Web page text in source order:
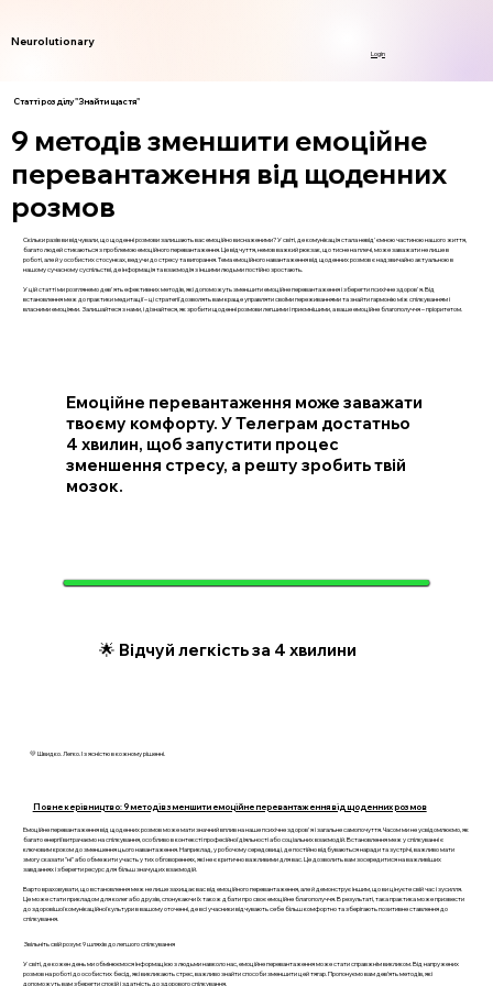
Neurolutionary
Login
Статті розділу "Знайти щастя"
9 методів зменшити емоційне
перевантаження від щоденних
розмов
Скільки разів ви відчували, що щоденні розмови залишають вас емоційно виснаженими? У світі, де комунікація стала невід'ємною частиною нашого життя,
багато людей стикаються з проблемою емоційного перевантаження. Це відчуття, немов важкий рюкзак, що тисне на плечі, може заважати не лише в
роботі, але й у особистих стосунках, ведучи до стресу та вигорання. Тема емоційного навантаження від щоденних розмов є надзвичайно актуальною в
нашому сучасному суспільстві, де інформація та взаємодія з іншими людьми постійно зростають.
У цій статті ми розглянемо дев'ять ефективних методів, які допоможуть зменшити емоційне перевантаження і зберегти психічне здоров'я. Від
встановлення меж до практики медитації – ці стратегії дозволять вам краще управляти своїми переживаннями та знайти гармонію між спілкуванням і
власними емоціями. Залишайтеся з нами, і дізнайтеся, як зробити щоденні розмови легшими і приємнішими, а ваше емоційне благополуччя – пріоритетом.
Емоційне перевантаження може заважати
твоєму комфорту. У Телеграм достатньо
4 хвилин, щоб запустити процес
зменшення стресу, а решту зробить твій
мозок.
🌟 Відчуй легкість за 4 хвилини
💛 Швидко. Легко. І з ясністю в кожному рішенні.
Повне керівництво: 9 методів зменшити емоційне перевантаження від щоденних розмов
Емоційне перевантаження від щоденних розмов може мати значний вплив на наше психічне здоров'я і загальне самопочуття. Часом ми не усвідомлюємо, як
багато енергії витрачаємо на спілкування, особливо в контексті професійної діяльності або соціальних взаємодій. Встановлення меж у спілкуванні є
ключовим кроком до зменшення цього навантаження. Наприклад, у робочому середовищі, де постійно відбуваються наради та зустрічі, важливо мати
змогу сказати "ні" або обмежити участь у тих обговореннях, які не є критично важливими для вас. Це дозволить вам зосередитися на важливіших
завданнях і зберегти ресурс для більш значущих взаємодій.
Варто враховувати, що встановлення меж не лише захищає вас від емоційного перевантаження, але й демонструє іншим, що ви цінуєте свій час і зусилля.
Це може стати прикладом для колег або друзів, спонукаючи їх також дбати про своє емоційне благополуччя. В результаті, така практика може призвести
до здоровішої комунікаційної культури в вашому оточенні, де всі учасники відчувають себе більш комфортно та зберігають позитивне ставлення до
спілкування.
Звільніть свій розум: 9 шляхів до легшого спілкування
У світі, де кожен день ми обмінюємося інформацією з людьми навколо нас, емоційне перевантаження може стати справжнім викликом. Від напружених
розмов на роботі до особистих бесід, які викликають стрес, важливо знайти способи зменшити цей тягар. Пропонуємо вам дев’ять методів, які
допоможуть вам зберегти спокій і здатність до здорового спілкування.